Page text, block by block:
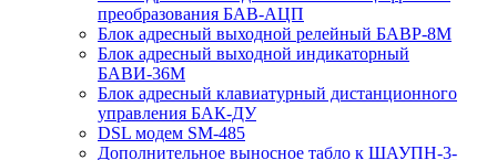
преобразования БАВ-АЦП
Блок адресный выходной релейный БАВР-8М
Блок адресный выходной индикаторный
БАВИ-36М
Блок адресный клавиатурный дистанционного
управления БАК-ДУ
DSL модем SM-485
Дополнительное выносное табло к ШАУПН-3-